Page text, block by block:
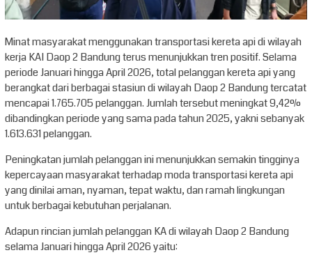
Minat masyarakat menggunakan transportasi kereta api di wilayah
kerja KAI Daop 2 Bandung terus menunjukkan tren positif. Selama
periode Januari hingga April 2026, total pelanggan kereta api yang
berangkat dari berbagai stasiun di wilayah Daop 2 Bandung tercatat
mencapai 1.765.705 pelanggan. Jumlah tersebut meningkat 9,42%
dibandingkan periode yang sama pada tahun 2025, yakni sebanyak
1.613.631 pelanggan.
Peningkatan jumlah pelanggan ini menunjukkan semakin tingginya
kepercayaan masyarakat terhadap moda transportasi kereta api
yang dinilai aman, nyaman, tepat waktu, dan ramah lingkungan
untuk berbagai kebutuhan perjalanan.
Adapun rincian jumlah pelanggan KA di wilayah Daop 2 Bandung
selama Januari hingga April 2026 yaitu: